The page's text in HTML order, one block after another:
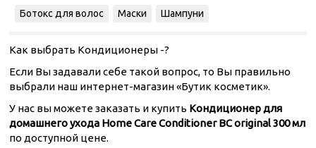
Ботокс для волос Маски Шампуни
Как выбрать Кондиционеры -?
Если Вы задавали себе такой вопрос, то Вы правильно
выбрали наш интернет-магазин «Бутик косметик».
У нас вы можете заказать и купить Кондиционер для
домашнего ухода Home Care Conditioner ВС original 300 мл
по доступной цене.